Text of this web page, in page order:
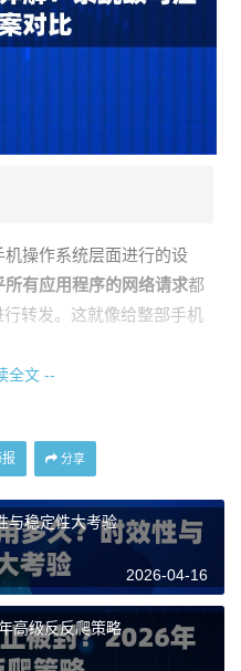
操作系统层面进行的设
所有应用程序的网络请求都
转发。这就像给整部手机
“设置” -> “WLAN”，长按
填入代理服务器的主机名和
户名和密码。
劳永逸，适合需要让所有Ap
同样明显：不够灵活，你无
直连。对于一些需要直接连
用（如在线游戏），可能
接问题。
全文 --
分享
与稳定性大考验
2026-04-16
高级反反爬策略